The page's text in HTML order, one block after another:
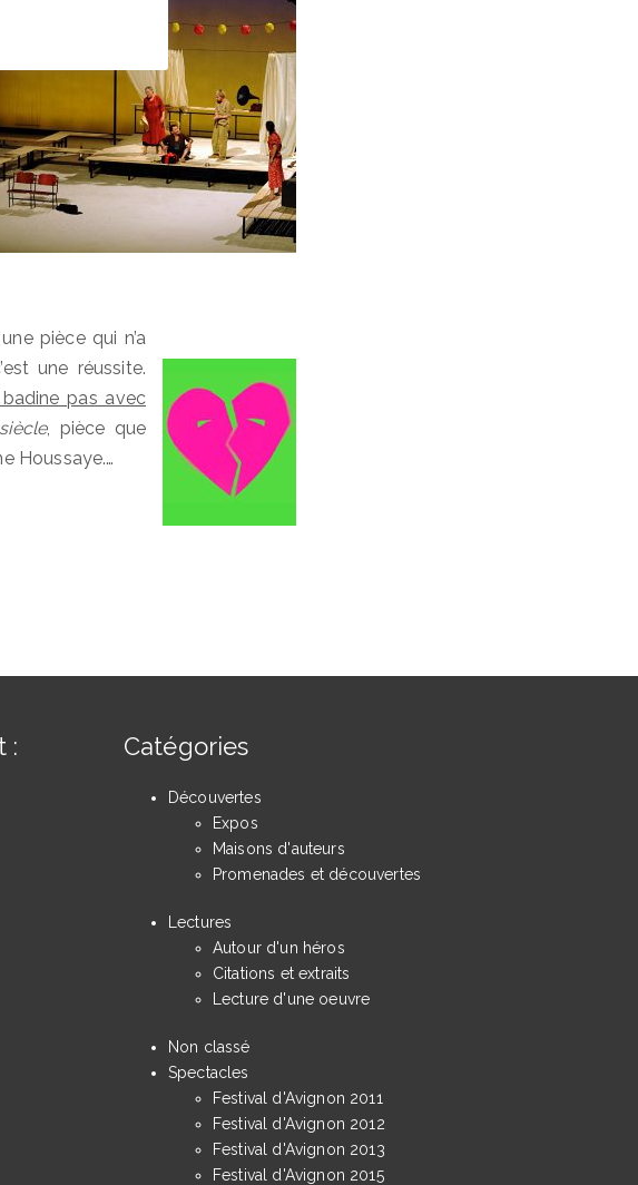
pièce qui n’a
une réussite.
pas avec
, pièce que
Houssaye.…
: Catégories
Découvertes
Expos
Maisons d'auteurs
Promenades et découvertes
Lectures
Autour d'un héros
Citations et extraits
Lecture d'une oeuvre
Non classé
Spectacles
Festival d'Avignon 2011
Festival d'Avignon 2012
Festival d'Avignon 2013
Festival d'Avignon 2015